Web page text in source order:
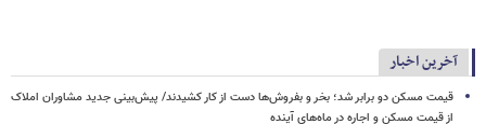
آخرین اخبار
قیمت مسکن دو برابر شد؛ بخر و بفروش‌ها دست از کار کشیدند/ پیش‌بینی جدید مشاوران املاک
از قیمت مسکن و اجاره‌ در ماه‌های آینده